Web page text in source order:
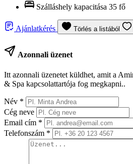
Szálláshely kapacitása 35 fő
Ajánlatkérés Törlés a listából
Azonnali üzenet
Itt azonnali üzenetet küldhet, amit a
& Spa kapcsolattartója fog megkapni..
Név *
Cég neve
Email cím *
Telefonszám *